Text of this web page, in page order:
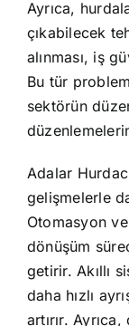
Ayrıca,
çıkabilecek
alınması, iş
Bu tür
sektörün
Adalar
gelişmelerle
Otomasyon
dönüşüm
getirir. Akıllı
daha hızlı
artırır.